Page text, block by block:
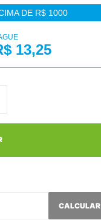
DE R$ 1000
13,25
CALCULAR